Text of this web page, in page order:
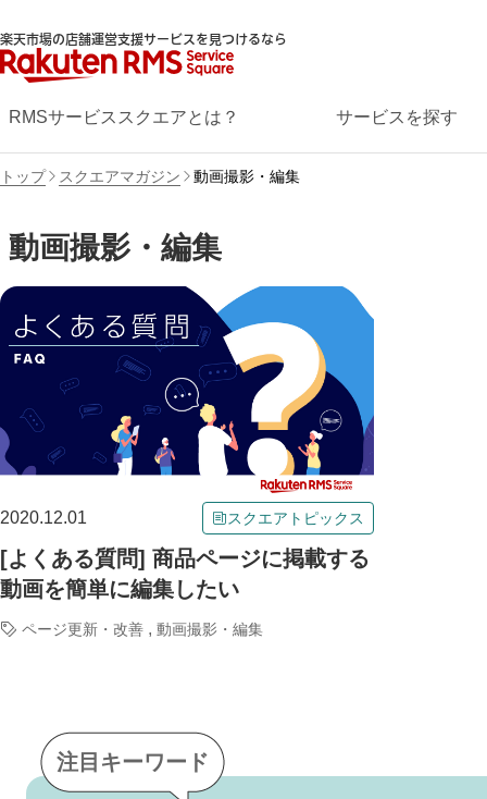
楽天市場の店舗運営支援サービスを見つけるなら
RMSサービススクエアとは？ サービスを探す
トップ スクエアマガジン 動画撮影・編集
動画撮影・編集
2020.12.01 スクエアトピックス
[よくある質問] 商品ページに掲載する
動画を簡単に編集したい
ページ更新・改善 , 動画撮影・編集
注目キーワード